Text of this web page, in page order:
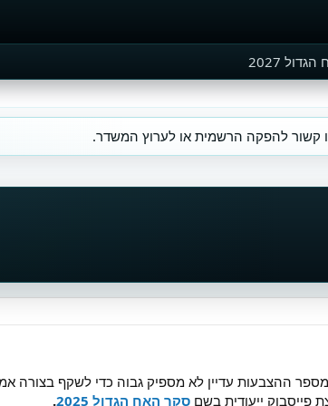
2027
קשור להפקה הרשמית או לערוץ המשדר.
ההצבעות עדיין לא מספיק גבוה כדי לשקף בצורה
פייסבוק ייעודית בשם סקר האח הגדול 2025 .